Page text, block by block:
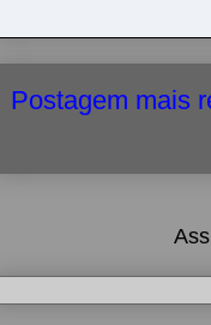
Postagem mais